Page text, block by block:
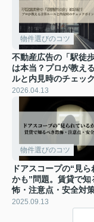
物件選びのコツ
不動産広告の「駅徒
は本当？プロが教え
ルと内見時のチェッ
2026.04.13
物件選びのコツ
ドアスコープの“見ら
かも”問題。賃貸で知
怖・注意点・安全対
2025.09.13